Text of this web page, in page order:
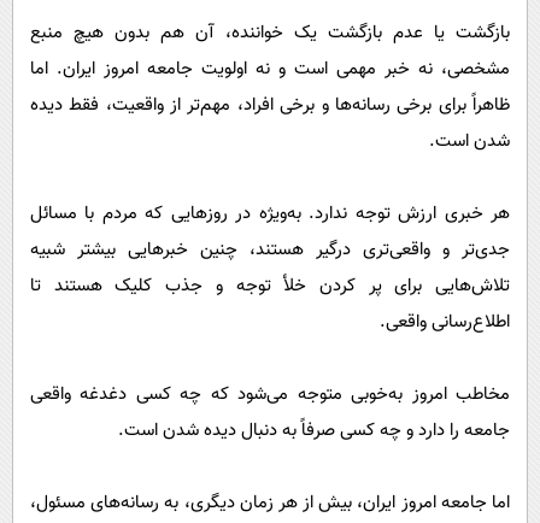
بازگشت یا عدم بازگشت یک خواننده، آن هم بدون هیچ منبع
مشخصی، نه خبر مهمی است و نه اولویت جامعه امروز ایران. اما
ظاهراً برای برخی رسانه‌ها و برخی افراد، مهم‌تر از واقعیت، فقط دیده
شدن است.
هر خبری ارزش توجه ندارد. به‌ویژه در روزهایی که مردم با مسائل
جدی‌تر و واقعی‌تری درگیر هستند، چنین خبرهایی بیشتر شبیه
تلاش‌هایی برای پر کردن خلأ توجه و جذب کلیک هستند تا
اطلاع‌رسانی واقعی.
مخاطب امروز به‌خوبی متوجه می‌شود که چه کسی دغدغه واقعی
جامعه را دارد و چه کسی صرفاً به دنبال دیده شدن است.
اما جامعه امروز ایران، بیش از هر زمان دیگری، به رسانه‌های مسئول،